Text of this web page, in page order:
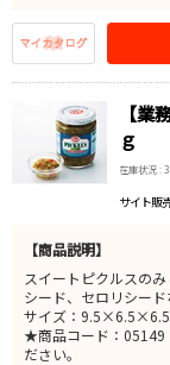
【
ｇ
在庫状況 :
サイト販
【商品説明】
スイートピクルスの
シード、セロリシード
サイズ：9.5×6.5×6.5
★商品コード：05149
ださい。